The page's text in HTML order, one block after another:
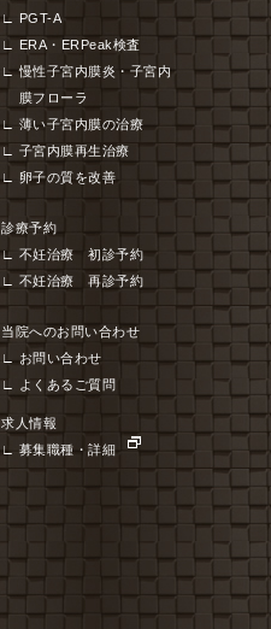
PGT-A
ERA・ERPeak検査
慢性子宮内膜炎・子宮内
膜フローラ
薄い子宮内膜の治療
子宮内膜再生治療
卵子の質を改善
診療予約
不妊治療 初診予約
不妊治療 再診予約
当院へのお問い合わせ
お問い合わせ
よくあるご質問
求人情報
募集職種・詳細